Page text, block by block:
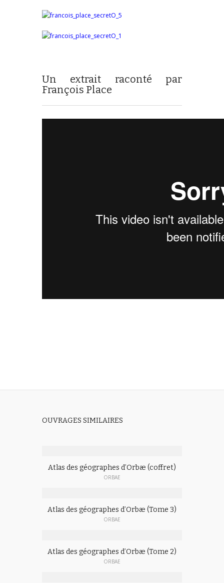
Un extrait raconté par
François Place
OUVRAGES SIMILAIRES
Atlas des géographes d’Orbæ (coffret)
ORBAE
Atlas des géographes d’Orbæ (Tome 3)
ORBAE
Atlas des géographes d’Orbæ (Tome 2)
ORBAE